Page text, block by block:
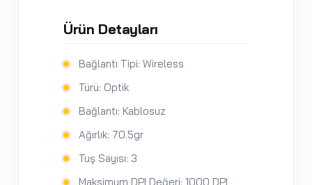
Ürün Detayları
Bağlantı Tipi: Wireless
Türü: Optik
Bağlantı: Kablosuz
Ağırlık: 70.5gr
Tuş Sayısı: 3
Maksimum DPI Değeri: 1000 DPI